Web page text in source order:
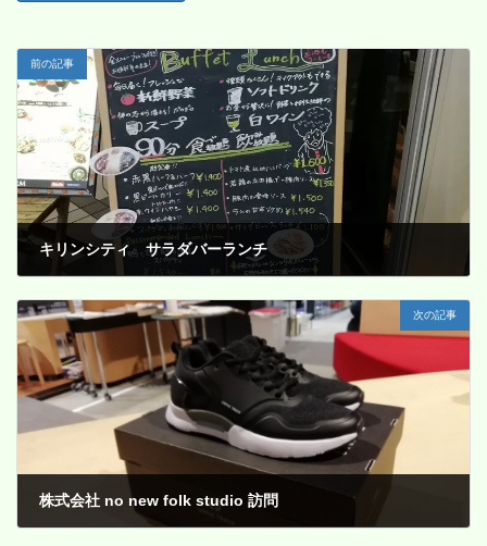
前の記事
キリンシティ サラダバーランチ
次の記事
株式会社 no new folk studio 訪問